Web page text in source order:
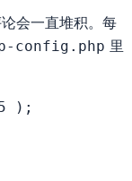
会一直堆积。每
config.php 里